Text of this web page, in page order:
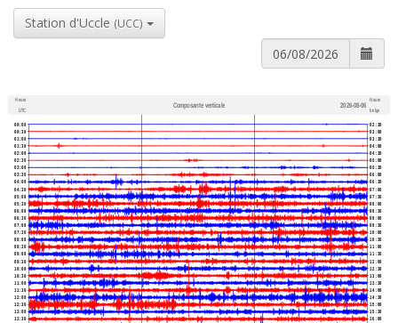
Station d'Uccle (UCC)
Heure
UTC
Composante verticale 2026-08-06
Heure
belge
00:00
00:30
01:00
01:30
02:00
02:30
03:00
03:30
04:00
04:30
05:00
05:30
06:00
06:30
07:00
07:30
08:00
08:30
09:00
09:30
10:00
10:30
11:00
11:30
12:00
12:30
13:00
13:30
02:30
03:00
03:30
04:00
04:30
05:00
05:30
06:00
06:30
07:00
07:30
08:00
08:30
09:00
09:30
10:00
10:30
11:00
11:30
12:00
12:30
13:00
13:30
14:00
14:30
15:00
15:30
16:00